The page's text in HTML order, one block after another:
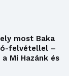
most Baka
felvétellel –
Mi Hazánk és